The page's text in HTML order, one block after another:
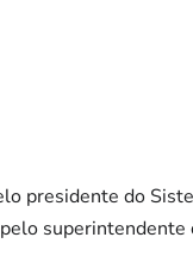
presidente do